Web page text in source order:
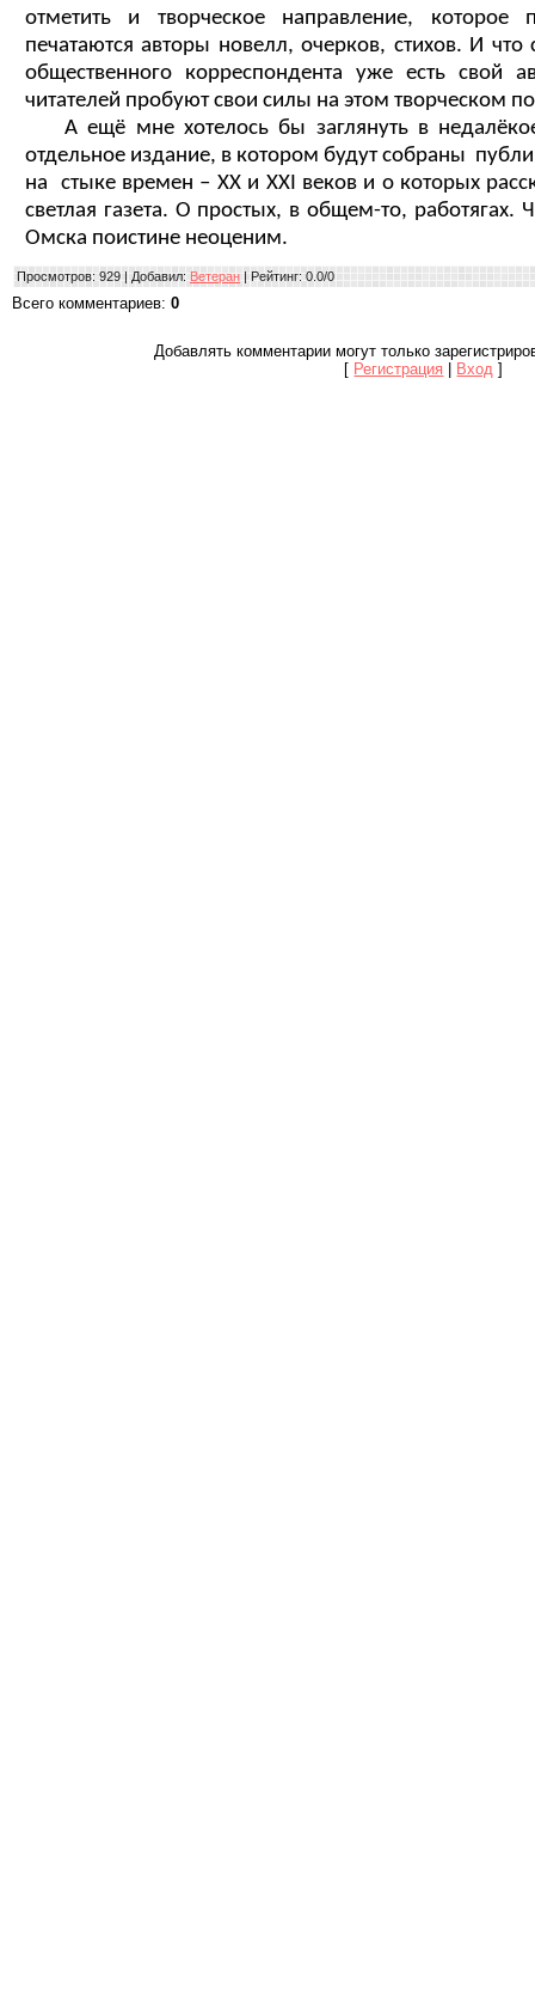
отметить и творческое направление, которое
печатаются авторы новелл, очерков, стихов. И
общественного корреспондента уже есть свой
читателей пробуют свои силы на этом творческом
А ещё мне хотелось бы заглянуть в
отдельное издание, в котором будут собраны
на стыке времен – XXи XXI веков и о которых
светлая газета. О простых, в общем-то, работягах.
Омска поистине неоценим.
Просмотров: 929 | Добавил: Ветеран | Рейтинг: 0.0/0
Всего комментариев: 0
Добавлять комментарии могут только
[ Регистрация Вход ]